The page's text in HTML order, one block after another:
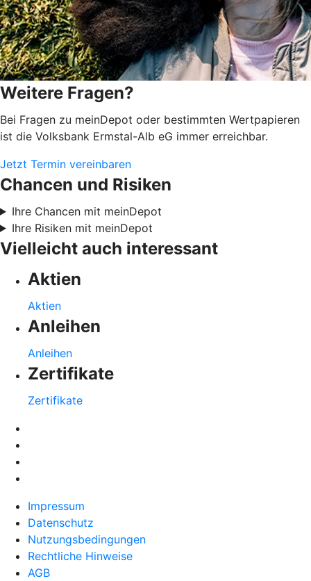
Weitere Fragen?
Bei Fragen zu meinDepot oder bestimmten Wertpapieren
ist die Volksbank Ermstal-Alb eG immer erreichbar.
Jetzt Termin vereinbaren
Chancen und Risiken
Ihre Chancen mit meinDepot
Ihre Risiken mit meinDepot
Vielleicht auch interessant
Aktien
Aktien
Anleihen
Anleihen
Zertifikate
Zertifikate
Impressum
Datenschutz
Nutzungsbedingungen
Rechtliche Hinweise
AGB